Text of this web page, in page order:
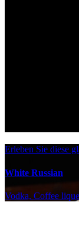
Erleben Sie diese
White Russian
Vodka, Coffee